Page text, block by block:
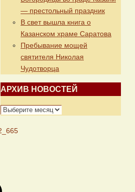
— престольный праздник
В свет вышла книга о
Казанском храме Саратова
Пребывание мощей
святителя Николая
Чудотворца
АРХИВ НОВОСТЕЙ
АРХИВ